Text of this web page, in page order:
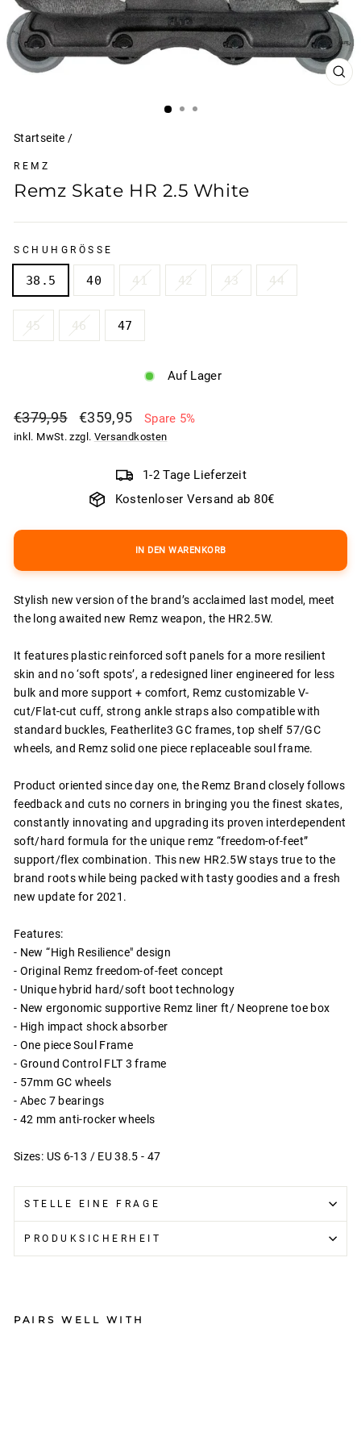
Startseite /
REMZ
Remz Skate HR 2.5 White
SCHUHGRÖSSE
38.5 40 41 42 43 44
45 46 47
Auf Lager
Normaler
Preis
€379,95 Sonderpreis
€359,95 Spare 5%
inkl. MwSt. zzgl. Versandkosten
1-2 Tage Lieferzeit
Kostenloser Versand ab 80€
IN DEN WARENKORB
Stylish new version of the brand’s acclaimed last model, meet
the long awaited new Remz weapon, the HR2.5W.
It features plastic reinforced soft panels for a more resilient
skin and no ‘soft spots’, a redesigned liner engineered for less
bulk and more support + comfort, Remz customizable V-
cut/Flat-cut cuff, strong ankle straps also compatible with
standard buckles, Featherlite3 GC frames, top shelf 57/GC
wheels, and Remz solid one piece replaceable soul frame.
Product oriented since day one, the Remz Brand closely follows
feedback and cuts no corners in bringing you the finest skates,
constantly innovating and upgrading its proven interdependent
soft/hard formula for the unique remz “freedom-of-feet”
support/flex combination. This new HR2.5W stays true to the
brand roots while being packed with tasty goodies and a fresh
new update for 2021.
Features:
- New “High Resilience" design
- Original Remz freedom-of-feet concept
- Unique hybrid hard/soft boot technology
- New ergonomic supportive Remz liner ft/ Neoprene toe box
- High impact shock absorber
- One piece Soul Frame
- Ground Control FLT 3 frame
- 57mm GC wheels
- Abec 7 bearings
- 42 mm anti-rocker wheels
Sizes: US 6-13 / EU 38.5 - 47
STELLE EINE FRAGE
PRODUKSICHERHEIT
PAIRS WELL WITH